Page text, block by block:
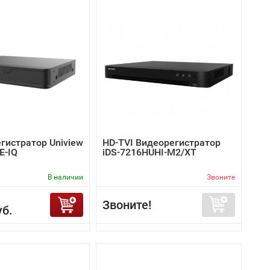
Uniview
IQ
В наличии
HD-TVI Видеорегистратор
iDS-7216HUHI-M2/XT
Звоните
Звоните!